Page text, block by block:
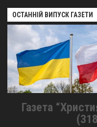
ОСТАННІЙ ВИПУСК ГАЗЕТИ
Газета